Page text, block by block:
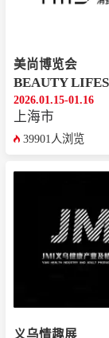
美尚博览会
2026.01.15-01.16
上海市
39901人浏览
义乌情趣展